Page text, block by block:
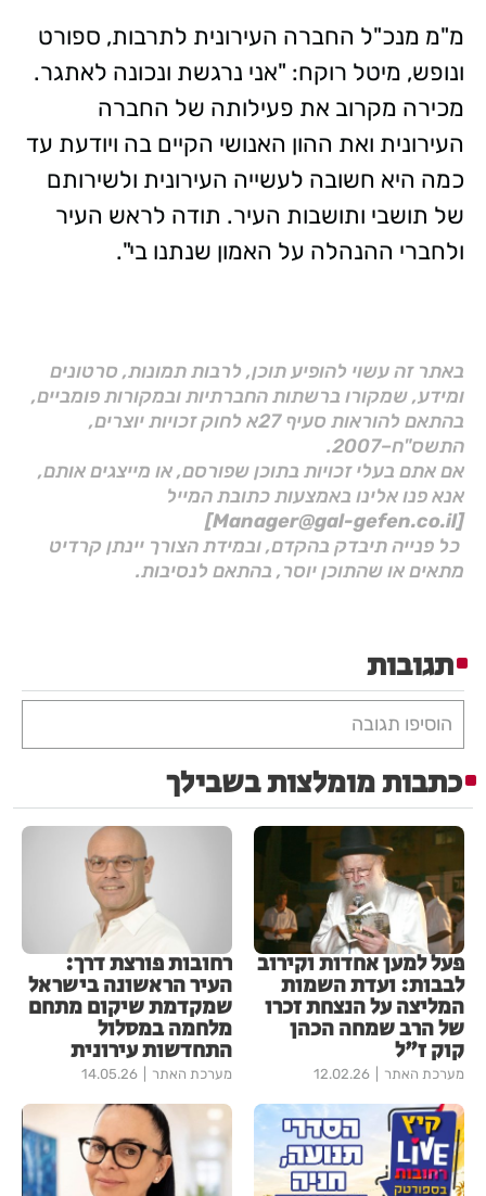
מ"מ מנכ"ל החברה העירונית לתרבות, ספורט
ונופש, מיטל רוקח: "אני נרגשת ונכונה לאתגר.
מכירה מקרוב את פעילותה של החברה
העירונית ואת ההון האנושי הקיים בה ויודעת עד
כמה היא חשובה לעשייה העירונית ולשירותם
של תושבי ותושבות העיר. תודה לראש העיר
ולחברי ההנהלה על האמון שנתנו בי".
באתר זה עשוי להופיע תוכן, לרבות תמונות, סרטונים
ומידע, שמקורו ברשתות החברתיות ובמקורות פומביים,
בהתאם להוראות סעיף 27א לחוק זכויות יוצרים,
התשס"ח–2007.
אם אתם בעלי זכויות בתוכן שפורסם, או מייצגים אותם,
אנא פנו אלינו באמצעות כתובת המייל
[Manager@gal-gefen.co.il]
כל פנייה תיבדק בהקדם, ובמידת הצורך יינתן קרדיט
מתאים או שהתוכן יוסר, בהתאם לנסיבות.
תגובות
הוסיפו תגובה
כתבות מומלצות בשבילך
פעל למען אחדות וקירוב
לבבות: ועדת השמות
המליצה על הנצחת זכרו
של הרב שמחה הכהן
קוק ז"ל
מערכת האתר 12.02.26
רחובות פורצת דרך:
העיר הראשונה בישראל
שמקדמת שיקום מתחם
מלחמה במסלול
התחדשות עירונית
מערכת האתר 14.05.26